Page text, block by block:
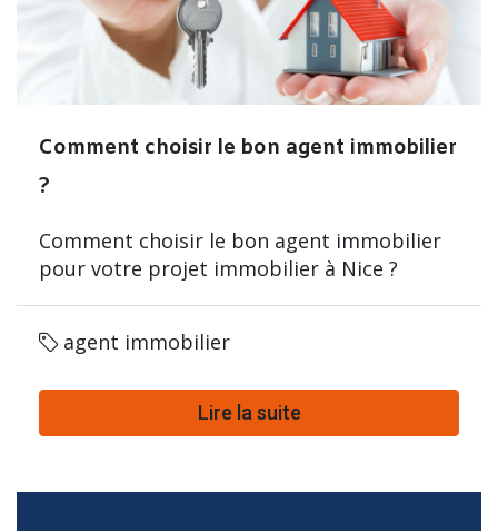
Comment choisir le bon agent immobilier
?
Comment choisir le bon agent immobilier
pour votre projet immobilier à Nice ?
agent immobilier
Lire la suite